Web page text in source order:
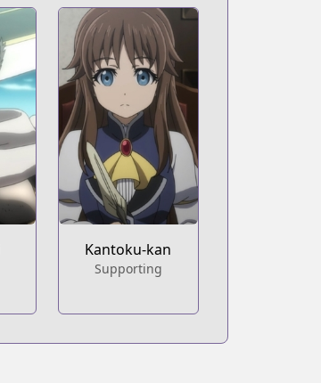
Kantoku-kan
Supporting